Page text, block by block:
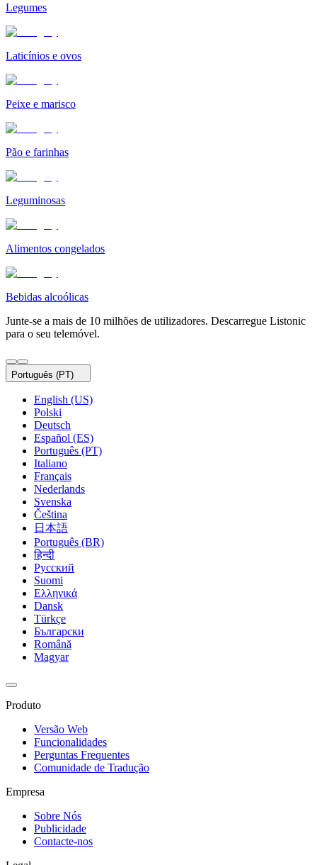
Legumes
Laticínios e ovos
Peixe e marisco
Pão e farinhas
Leguminosas
Alimentos congelados
Bebidas alcoólicas
Junte-se a mais de 10 milhões de utilizadores. Descarregue Listonic
para o seu telemóvel.
Português (PT)
English (US)
Polski
Deutsch
Español (ES)
Português (PT)
Italiano
Français
Nederlands
Svenska
Čeština
日本語
Português (BR)
हिन्दी
Русский
Suomi
Ελληνικά
Dansk
Türkçe
Български
Română
Magyar
Produto
Versão Web
Funcionalidades
Perguntas Frequentes
Comunidade de Tradução
Empresa
Sobre Nós
Publicidade
Contacte-nos